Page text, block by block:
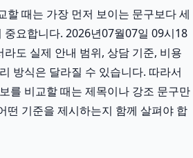
할 때는 가장 먼저 보이는 문구보다 세
중요합니다. 2026년07월07일 09시18
도 실제 안내 범위, 상담 기준, 비용
방식은 달라질 수 있습니다. 따라서
를 비교할 때는 제목이나 강조 문구만
떤 기준을 제시하는지 함께 살펴야 합